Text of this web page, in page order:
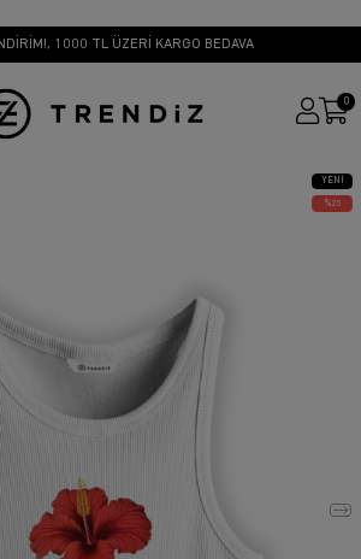
1000 TL ÜZERİ KARGO BEDAVA
0
YENI
ÜRÜN
25